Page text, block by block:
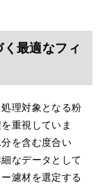
最適なフィ
理対象となる粉
重視していま
を含む度合い
なデータとして
濾材を選定する